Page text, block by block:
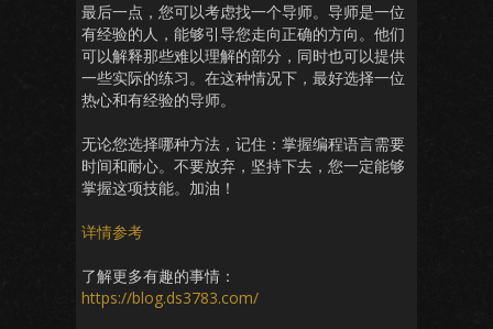
最后一点，您可以考虑找一个导师。导师是一位
有经验的人，能够引导您走向正确的方向。他们
可以解释那些难以理解的部分，同时也可以提供
一些实际的练习。在这种情况下，最好选择一位
热心和有经验的导师。
无论您选择哪种方法，记住：掌握编程语言需要
时间和耐心。不要放弃，坚持下去，您一定能够
掌握这项技能。加油！
详情参考
了解更多有趣的事情：
https://blog.ds3783.com/